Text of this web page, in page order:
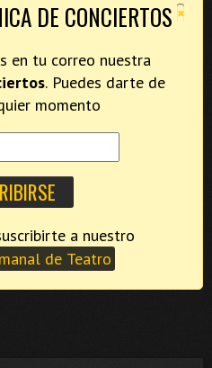
×
DE CONCIERTOS
en tu correo nuestra
. Puedes darte de
momento
de Teatro